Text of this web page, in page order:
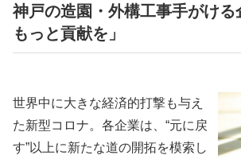
神戸の造園・外構工事手がける
もっと貢献を」
世界中に大きな経済的打撃も与え
た新型コロナ。各企業は、“元に戻
す”以上に新たな道の開拓を模索し